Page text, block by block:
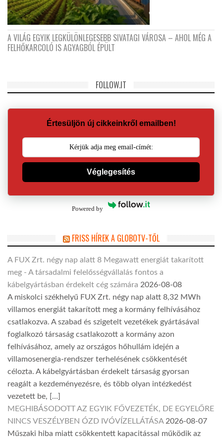
A VILÁG EGYIK LEGKÜLÖNLEGESEBB SIVATAGI VÁROSA – AHOL MÉG A
FELHŐKARCOLÓ IS AGYAGBÓL ÉPÜLT
FOLLOW.IT
Értesüljön új cikkeinkről emailben!
Véglegesítés
Powered by
FRISS HÍREK A GLOBOTV-TŐL
A FUX Zrt. négy nap alatt 8 Megawatt energiát takarított
meg - A társadalmi felelősségvállalás fontos a
kábelgyártásban érdekelt cég számára 2026-08-08
A miskolci székhelyű FUX Zrt. négy nap alatt 8,32 MWh
villamos energiát takarított meg a kormány felhívásához
csatlakozva. A szabad és szigetelt vezetékek gyártásával
foglalkozó társaság csatlakozott a kormány azon
felhívásához, amely az országos hőhullám idején a
villamosenergia-rendszer terhelésének csökkentését
célozta. A kábelgyártásban érdekelt társaság gyorsan
reagált a kezdeményezésre, és több olyan intézkedést
vezetett be, […]
MEGHIBÁSODOTT AZ EGYIK FŐVEZETÉK, DE EGYELŐRE
NINCS VESZÉLYBEN ÓZD IVÓVÍZELLÁTÁSA 2026-08-07
Műszaki hiba miatt csökkentett kapacitással működik az